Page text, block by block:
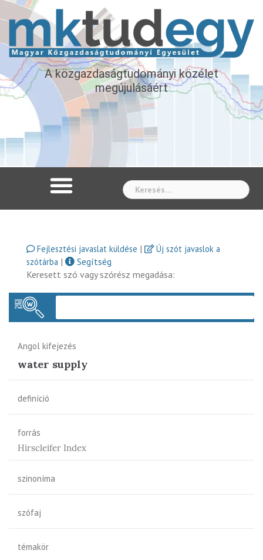
A közgazdaságtudományi közélet
megújulásáért
Fejlesztési javaslat küldése |
Új szót javaslok a
szótárba |
Segítség
Keresett szó vagy szórész megadása:
Angol kifejezés
water supply
definíció
forrás
Hirscleifer Index
szinoníma
szófaj
témakör